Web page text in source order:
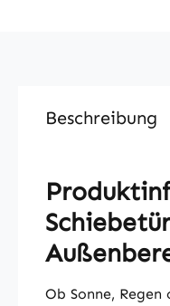
Beschreibung
Ob Sonne,